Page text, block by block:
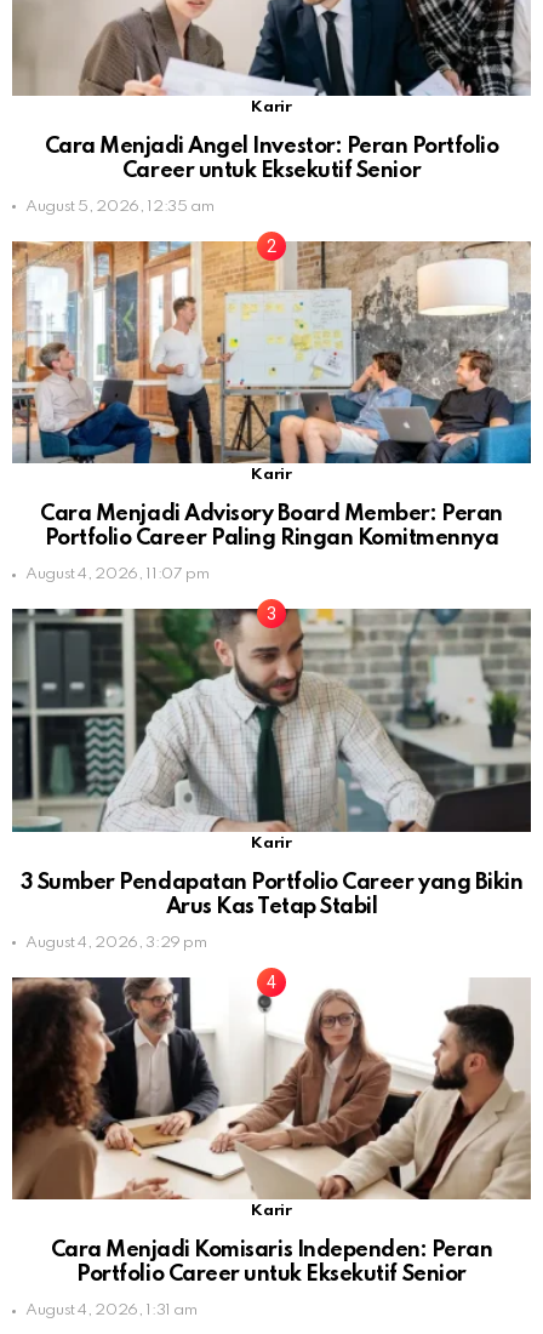
Karir
Cara Menjadi Angel Investor: Peran Portfolio
Career untuk Eksekutif Senior
August 5, 2026, 12:35 am
Karir
Cara Menjadi Advisory Board Member: Peran
Portfolio Career Paling Ringan Komitmennya
August 4, 2026, 11:07 pm
Karir
3 Sumber Pendapatan Portfolio Career yang Bikin
Arus Kas Tetap Stabil
August 4, 2026, 3:29 pm
Karir
Cara Menjadi Komisaris Independen: Peran
Portfolio Career untuk Eksekutif Senior
August 4, 2026, 1:31 am